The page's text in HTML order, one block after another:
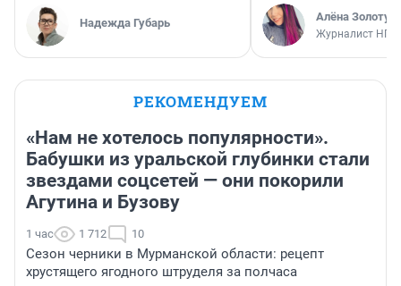
Надежда Губарь Алёна
Журналист НГС
РЕКОМЕНДУЕМ
«Нам не хотелось популярности».
Бабушки из уральской глубинки стали
звездами соцсетей — они покорили
Агутина и Бузову
1 час 1 712 10
Сезон черники в Мурманской области: рецепт
хрустящего ягодного штруделя за полчаса